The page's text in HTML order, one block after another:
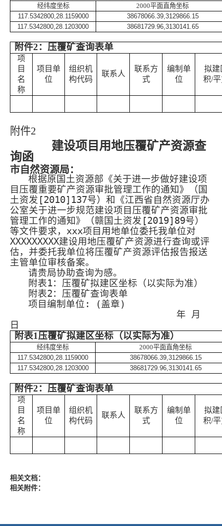
经纬度坐标 2000平面直角坐标
117.5342800,28.1159000
38678066.39,3129866.15
117.5342800,28.1203000
38681729.96,3130141.65
附件2： 压覆矿查询表单
项
目
名
称
项目单
位
组织机
构代码
联系人
联系方
式
编制单
位
拟建
积/
附件2
建设项目用地压覆矿产资源查
询函
市自然资源局：
根据原国土资源部《关于进一步做好建设项
目压覆重要矿产资源审批管理工作的通知》（国
土资发 [2010]137号）和《江西省自然资源厅办
公室关于进一步规范建设项目压覆矿产资源审批
管理工作的通知》（赣国土资发 [2019]89号）
等文件要求， xxx项目用地单位委托我单位对
XXXXXXXXX建设用地压覆矿产资源进行查询或评
估，并委托我单位将压覆矿产资源评估报告报送
主管单位审核备案。
请贵局协助查询为感。
附表1：压覆矿拟建区坐标（以实际为准）
附表2：压覆矿查询表单
项目编制单位 : (盖章)
年 月
日
附表1压覆矿拟建区坐标（以实际为准）
经纬度坐标 2000平面直角坐标
117.5342800,28.1159000
38678066.39,3129866.15
117.5342800,28.1203000
38681729.96,3130141.65
附件2： 压覆矿查询表单
项
目
名
称
项目单
位
组织机
构代码
联系人
联系方
式
编制单
位
拟建
积/
相关文档：
相关附件：